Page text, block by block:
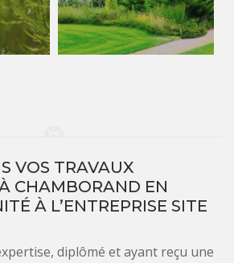
VOS TRAVAUX
CHAMBORAND EN
À L’ENTREPRISE SITE
diplômé et ayant reçu une